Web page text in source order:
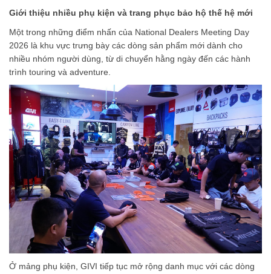
Giới thiệu nhiều phụ kiện và trang phục bảo hộ thế hệ mới
Một trong những điểm nhấn của National Dealers Meeting Day
2026 là khu vực trưng bày các dòng sản phẩm mới dành cho
nhiều nhóm người dùng, từ di chuyển hằng ngày đến các hành
trình touring và adventure.
Ở mảng phụ kiện, GIVI tiếp tục mở rộng danh mục với các dòng